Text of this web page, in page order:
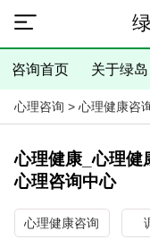
咨询首页 关于绿岛
心理咨询 > 心理健康咨
心理健康_心理健
心理咨询中心
心理健康咨询